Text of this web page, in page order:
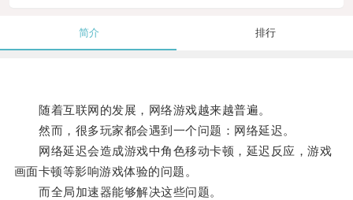
简介 排行
随着互联网的发展，网络游戏越来越普遍。
然而，很多玩家都会遇到一个问题：网络延迟。
网络延迟会造成游戏中角色移动卡顿，延迟反应，游戏
画面卡顿等影响游戏体验的问题。
而全局加速器能够解决这些问题。